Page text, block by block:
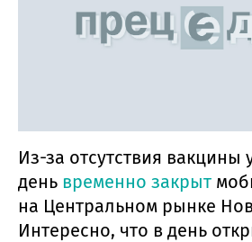
Из-за отсутствия вакцины
день временно закрыт
на Центральном рынке
Интересно, что в день